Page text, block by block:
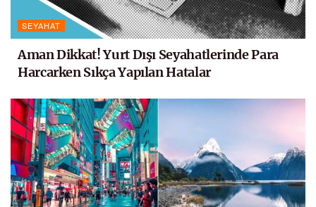
SEYAHAT
Aman Dikkat! Yurt Dışı Seyahatlerinde Para
Harcarken Sıkça Yapılan Hatalar